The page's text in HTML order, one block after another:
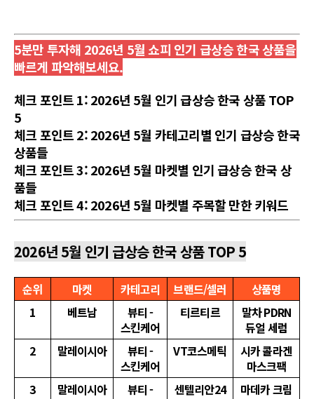
5분만 투자해 2026년 5월 쇼피 인기 급상승 한국 상품을
빠르게 파악해보세요.
체크 포인트 1: 2026년 5월 인기 급상승 한국 상품 TOP
5
체크 포인트 2: 2026년 5월 카테고리별 인기 급상승 한국
상품들
체크 포인트 3: 2026년 5월 마켓별 인기 급상승 한국 상
품들
체크 포인트 4: 2026년 5월 마켓별 주목할 만한 키워드
2026년 5월 인기 급상승 한국 상품 TOP 5
순위 마켓 카테고리 브랜드/셀러
상품명
1
베트남
뷰티 -
스킨케어
티르티르
말차 PDRN
듀얼 세럼
2
말레이시아
뷰티 -
스킨케어
VT코스메틱
시카 콜라겐
마스크팩
3
말레이시아
뷰티 -
센텔리안24
마데카 크림